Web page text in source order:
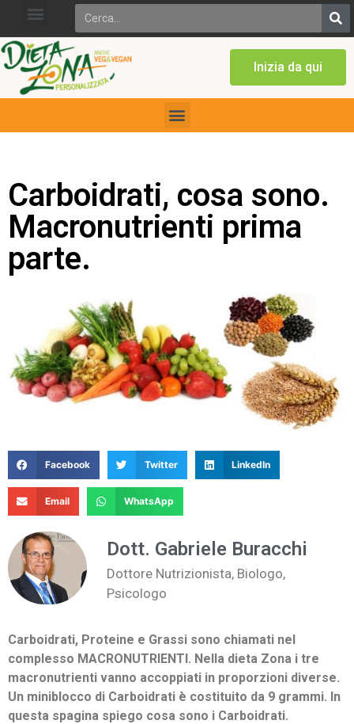
Inizia da qui
Carboidrati, cosa sono.
Macronutrienti prima
parte.
Facebook Twitter LinkedIn
Email WhatsApp
Dott. Gabriele Buracchi
Dottore Nutrizionista, Biologo,
Psicologo
Carboidrati, Proteine e Grassi sono chiamati nel
complesso MACRONUTRIENTI. Nella dieta Zona i tre
macronutrienti vanno accoppiati in proporzioni diverse.
Un miniblocco di Carboidrati è costituito da 9 grammi. In
questa spagina spiego cosa sono i Carboidrati.